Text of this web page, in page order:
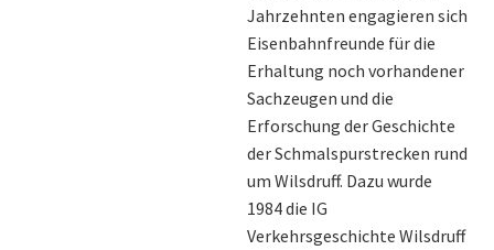
Jahrzehnten engagieren sich
Eisenbahnfreunde für die
Erhaltung noch vorhandener
Sachzeugen und die
Erforschung der Geschichte
der Schmalspurstrecken rund
um Wilsdruff. Dazu wurde
1984 die IG
Verkehrsgeschichte Wilsdruff